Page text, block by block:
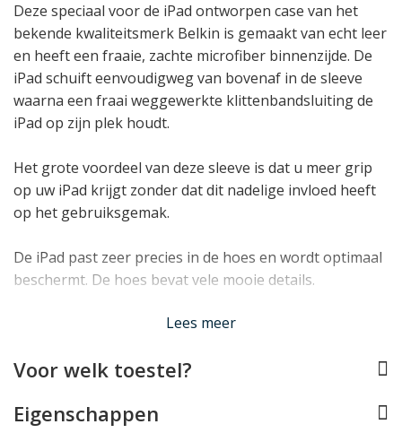
Deze speciaal voor de iPad ontworpen case van het
bekende kwaliteitsmerk Belkin is gemaakt van echt leer
en heeft een fraaie, zachte microfiber binnenzijde. De
iPad schuift eenvoudigweg van bovenaf in de sleeve
waarna een fraai weggewerkte klittenbandsluiting de
iPad op zijn plek houdt.
Het grote voordeel van deze sleeve is dat u meer grip
op uw iPad krijgt zonder dat dit nadelige invloed heeft
op het gebruiksgemak.
De iPad past zeer precies in de hoes en wordt optimaal
beschermt. De hoes bevat vele mooie details.
Lees minder
Lees meer
Voor welk toestel?
Eigenschappen